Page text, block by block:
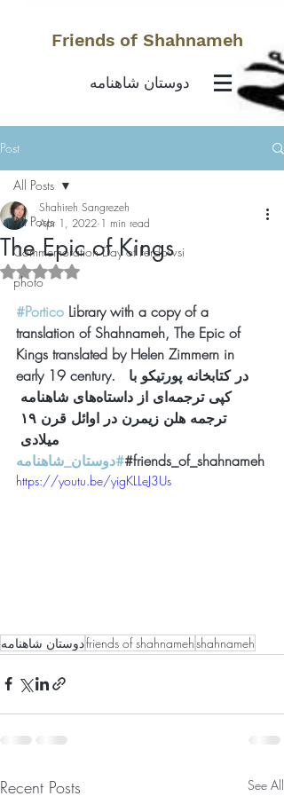
Friends of Shahnameh
دوستان شاهنامه
Post
All Posts
Commemoration Day of Ferdowsi
photo
All Posts
The Epic of Kings
Shahireh Sangrezeh
Apr 1, 2022 1 min read
Rated NaN out of 5 stars.
#Portico Library with a copy of a
translation of Shahnameh, The Epic of
Kings translated by Helen Zimmern in
early 19 century.  در کتابخانه پورتیکو با
کپی ترجمه‌ای از داستاه‌های شاهنامه
میلادی
#دوستان_شاهنامه#friends_of_shahnameh
https://youtu.be/yigKLLeJ3Us
دوستان شاهنامهfriends of shahnamehshahnameh
Recent Posts See All